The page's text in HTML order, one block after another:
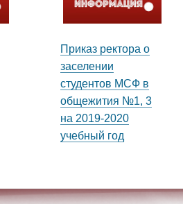
Приказ ректора о
заселении
студентов МСФ в
общежития №1, 3
на 2019-2020
учебный год